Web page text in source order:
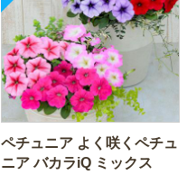
ペチュニア よく咲くペチュ
ニア バカラiQ ミックス